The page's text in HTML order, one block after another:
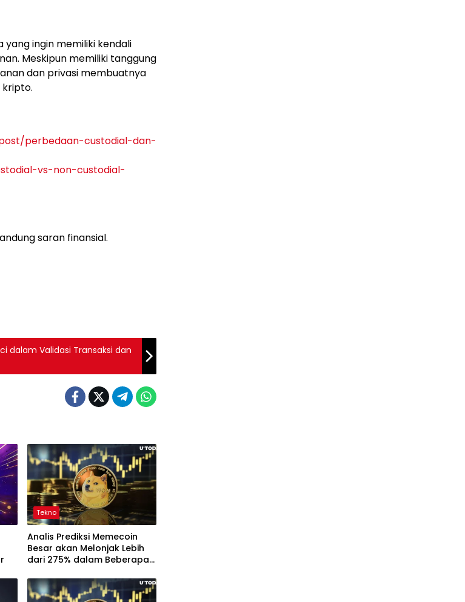
ingin memiliki kendali
Meskipun memiliki tanggung
dan privasi membuatnya
kripto.
perbedaan-custodial-dan-
vs-non-custodial-
saran finansial.
dalam Validasi Transaksi dan
Tekno
Analis Prediksi Memecoin
Besar akan Melonjak Lebih
dari 275% dalam Beberapa
Pandangan tentang Bitcoin
dan XRP